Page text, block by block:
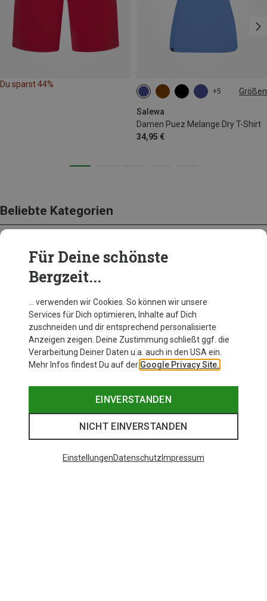
Du sparst 44%
+5 Größen
Salewa
Damen Puez Melange Dry T-Shirt
34,95 €
XS S M
Beliebte Kategorien
BEKLEIDUNG
Für Deine schönste
Bergzeit...
… verwenden wir Cookies. So können wir unsere
Services für Dich optimieren, Inhalte auf Dich
zuschneiden und dir entsprechend personalisierte
Anzeigen zeigen. Deine Zustimmung schließt ggf. die
Verarbeitung Deiner Daten u.a. auch in den USA ein.
Mehr Infos findest Du auf der Google Privacy Site.
EINVERSTANDEN
NICHT EINVERSTANDEN
EinstellungenDatenschutz Impressum